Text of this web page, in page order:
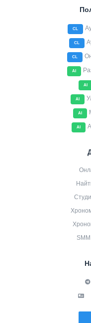
CL
CL
CL
AI
AI
AI
AI
AI